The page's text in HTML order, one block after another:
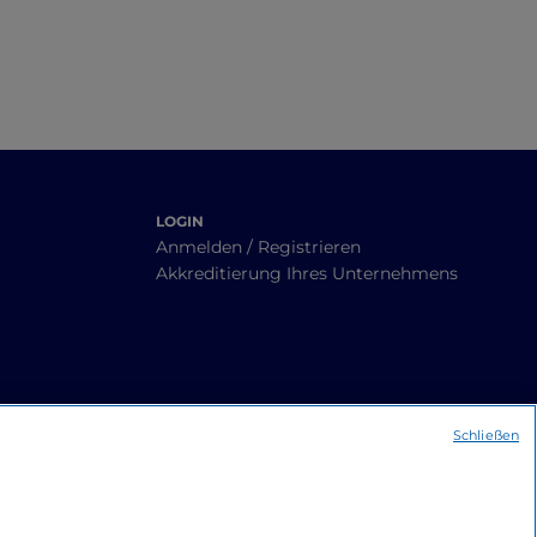
LOGIN
Anmelden / Registrieren
Akkreditierung Ihres Unternehmens
Schließen